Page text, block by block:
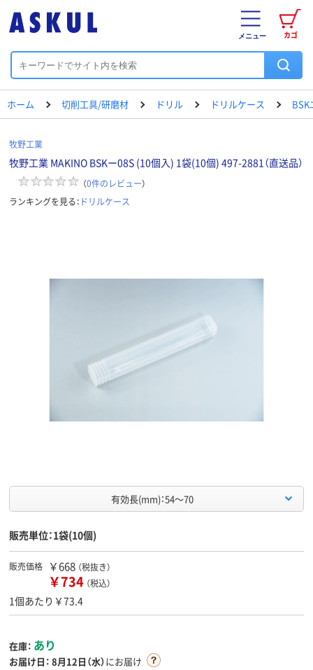
カゴ
メニュー
ホーム 切削工具/研磨材 ドリル ドリルケース BSK
牧野工業
牧野工業 MAKINO BSKー08S (10個入) 1袋(10個) 497-2881（直送品）
（0件のレビュー）
ランキングを見る： ドリルケース
有効長(mm)：54～70
販売単位：1袋(10個)
販売価格 ￥668 （税抜き）
￥734 （税込）
1個あたり￥73.4
在庫： あり
お届け日： 8月12日（水）にお届け